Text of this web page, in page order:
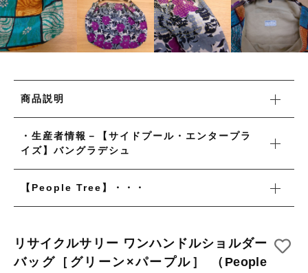
商品説明
・生産者情報－【サイドプール・エンタープラ
イズ】バングラデシュ
【People Tree】・・・
リサイクルサリー ワンハンドルショルダー
バッグ［グリーン×パープル］ （People
国産［奥会津］かごバッグ
カトラリー/食器
ファッション
雑貨
ラリーキルト
キリム
ギフトラッピング
その他
カトラリー/食器
キリム
その他
在庫あり セール